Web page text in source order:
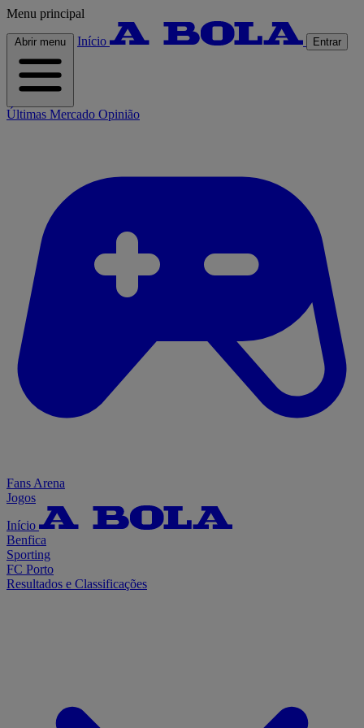
Menu principal
Abrir menu Início Entrar
Últimas Mercado Opinião
Fans Arena
Jogos
Início
Benfica
Sporting
FC Porto
Resultados e Classificações